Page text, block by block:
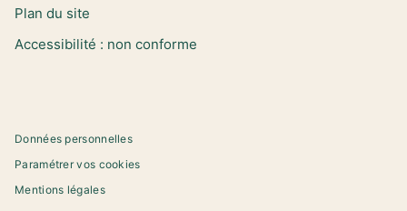
Plan du site
Accessibilité : non conforme
Données personnelles
Paramétrer vos cookies
Mentions légales